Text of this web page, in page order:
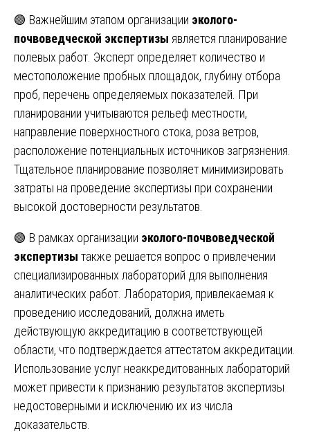
🟢 Важнейшим этапом организации эколого-
почвоведческой экспертизы является планирование
полевых работ. Эксперт определяет количество и
местоположение пробных площадок, глубину отбора
проб, перечень определяемых показателей. При
планировании учитываются рельеф местности,
направление поверхностного стока, роза ветров,
расположение потенциальных источников загрязнения.
Тщательное планирование позволяет минимизировать
затраты на проведение экспертизы при сохранении
высокой достоверности результатов.
🟢 В рамках организации эколого-почвоведческой
экспертизы также решается вопрос о привлечении
специализированных лабораторий для выполнения
аналитических работ. Лаборатория, привлекаемая к
проведению исследований, должна иметь
действующую аккредитацию в соответствующей
области, что подтверждается аттестатом аккредитации.
Использование услуг неаккредитованных лабораторий
может привести к признанию результатов экспертизы
недостоверными и исключению их из числа
доказательств.